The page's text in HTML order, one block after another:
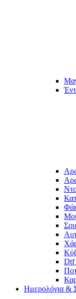
Dtf
Ημερολόγια &